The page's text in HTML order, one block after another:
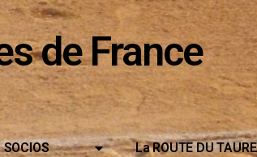
de France
La ROUTE DU